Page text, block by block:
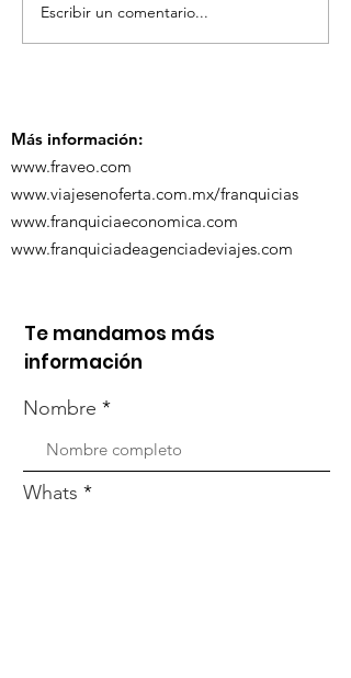
TourTravelynByFraveo
participó en la
Escribir un comentario...
Más información:
www.fraveo.com
www.viajesenoferta.com.mx/franquicias
www.franquiciaeconomica.com
www.franquiciadeagenciadeviajes.com
Te mandamos más
información
Nombre
Whats